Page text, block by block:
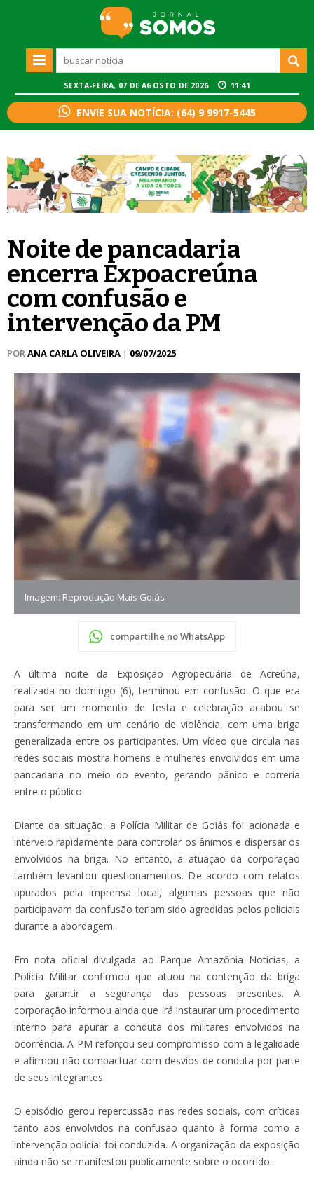
SEXTA-FEIRA, 07 DE AGOSTO DE 2026 11:41
ENVIE SUA NOTÍCIA: (64) 9 9917-5445
Noite de pancadaria
encerra Expoacreúna
com confusão e
intervenção da PM
PORANA CARLA OLIVEIRA | 09/07/2025
Imagem: Reprodução Mais Goiás
compartilhe no WhatsApp
A última noite da Exposição Agropecuária de Acreúna,
realizada no domingo (6), terminou em confusão. O que era
para ser um momento de festa e celebração acabou se
transformando em um cenário de violência, com uma briga
generalizada entre os participantes. Um vídeo que circula nas
redes sociais mostra homens e mulheres envolvidos em uma
pancadaria no meio do evento, gerando pânico e correria
entre o público.
Diante da situação, a Polícia Militar de Goiás foi acionada e
interveio rapidamente para controlar os ânimos e dispersar os
envolvidos na briga. No entanto, a atuação da corporação
também levantou questionamentos. De acordo com relatos
apurados pela imprensa local, algumas pessoas que não
participavam da confusão teriam sido agredidas pelos policiais
durante a abordagem.
Em nota oficial divulgada ao Parque Amazônia Notícias, a
Polícia Militar confirmou que atuou na contenção da briga
para garantir a segurança das pessoas presentes. A
corporação informou ainda que irá instaurar um procedimento
interno para apurar a conduta dos militares envolvidos na
ocorrência. A PM reforçou seu compromisso com a legalidade
e afirmou não compactuar com desvios de conduta por parte
de seus integrantes.
O episódio gerou repercussão nas redes sociais, com críticas
tanto aos envolvidos na confusão quanto à forma como a
intervenção policial foi conduzida. A organização da exposição
ainda não se manifestou publicamente sobre o ocorrido.